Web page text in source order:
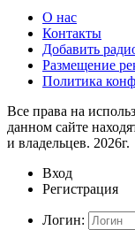
О нас
Контакты
Добавить
Размещение
Политика
Все права на
данном сайте
и владельцев. 2026г.
Вход
Регистрация
Логин: